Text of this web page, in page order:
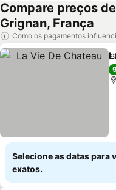
Compare preços
Grignan, França
Como os pagamentos
Selecione as datas para
exatos.